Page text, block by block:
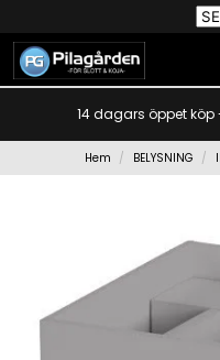
14 dagars öppet köp
Hem BELYSNING